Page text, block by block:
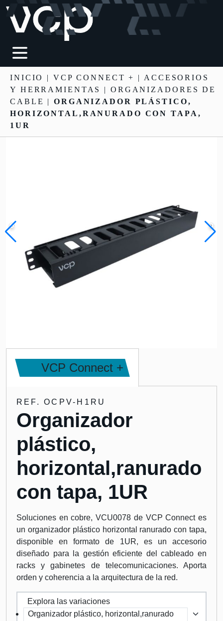
INICIO | VCP CONNECT + | ACCESORIOS
Y HERRAMIENTAS
| ORGANIZADORES DE
CABLE |ORGANIZADOR PLÁSTICO,
HORIZONTAL,RANURADO CON TAPA,
1UR
VCP Connect +
REF. OCPV-H1RU
Organizador
plástico,
horizontal,ranurado
con tapa, 1UR
Soluciones en cobre, VCU0078 de VCP Connect es
un organizador plástico horizontal ranurado con tapa,
disponible en formato de 1UR, es un accesorio
diseñado para la gestión eficiente del cableado en
racks y gabinetes de telecomunicaciones. Aporta
orden y coherencia a la arquitectura de la red.
Explora las variaciones
Organizador plástico, horizontal,ranurado